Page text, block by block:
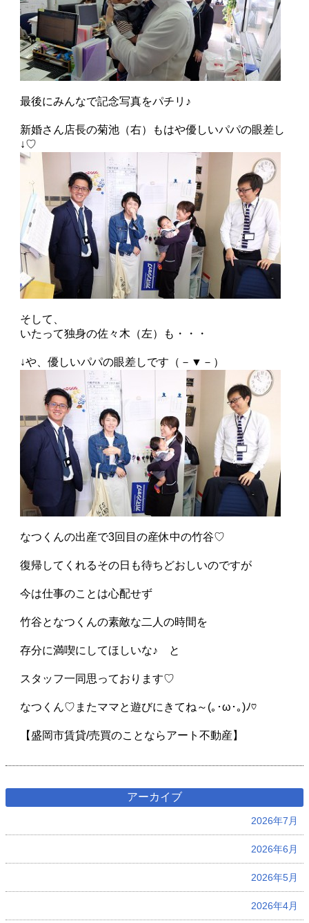
最後にみんなで記念写真をパチリ♪
新婚さん店長の菊池（右）もはや優しいパパの眼差し
↓♡
そして、
いたって独身の佐々木（左）も・・・
↓や、優しいパパの眼差しです（－▼－）
なつくんの出産で3回目の産休中の竹谷♡
復帰してくれるその日も待ちどおしいのですが
今は仕事のことは心配せず
竹谷となつくんの素敵な二人の時間を
存分に満喫にしてほしいな♪ と
スタッフ一同思っております♡
なつくん♡またママと遊びにきてね～(｡･ω･｡)ﾉ♡
【盛岡市賃貸/売買のことならアート不動産】
アーカイブ
2026年7月
2026年6月
2026年5月
2026年4月